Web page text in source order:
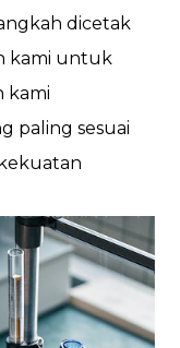
dicetak
kami untuk
kami
paling sesuai